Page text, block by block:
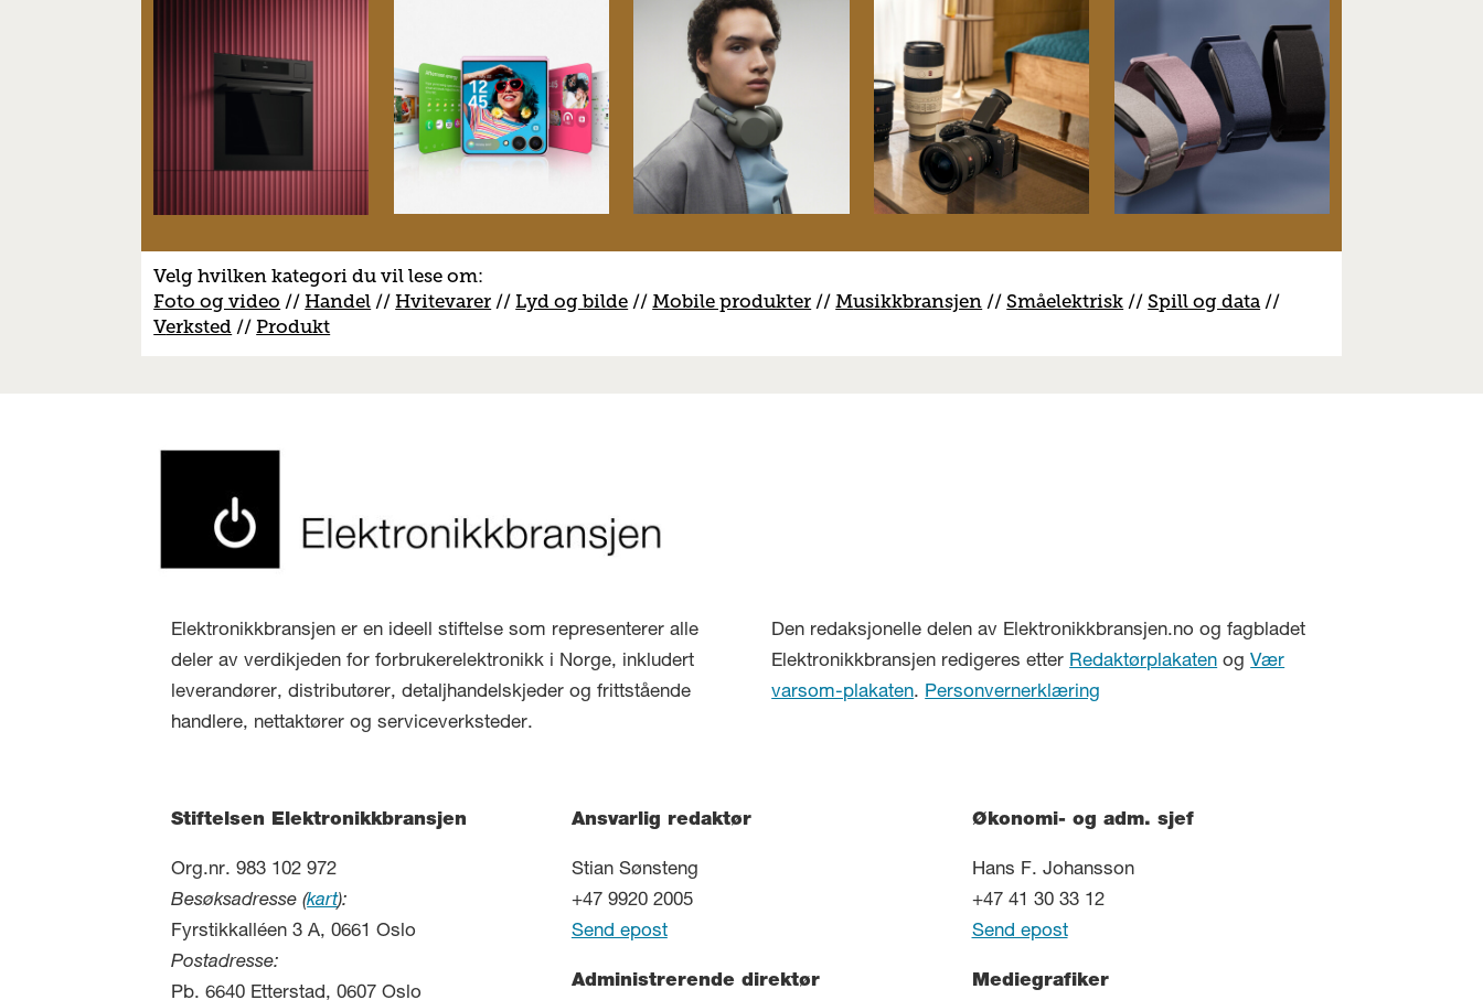
Velg hvilken kategori du vil lese om:
Foto og video //Handel //Hvitevarer // Lyd og bilde //Mobile produkter //Musikkbransjen // Småelektrisk // Spill og data //
Verksted //Produkt
Elektronikkbransjen er en ideell stiftelse som representerer alle
deler av verdikjeden for forbrukerelektronikk i Norge, inkludert
leverandører, distributører, detaljhandelskjeder og frittstående
handlere, nettaktører og serviceverksteder.
Den redaksjonelle delen av Elektronikkbransjen.no og fagbladet
Elektronikkbransjen redigeres etter Redaktørplakaten ogVær
varsom-plakaten. Personvernerklæring
Stiftelsen Elektronikkbransjen
Org.nr. 983 102 972
Besøksadresse (kart):
Fyrstikkalléen 3 A, 0661 Oslo
Postadresse:
Pb. 6640 Etterstad, 0607 Oslo
Ansvarlig redaktør
Stian Sønsteng
+47 9920 2005
Send epost
Administrerende direktør
Økonomi- og adm. sjef
Hans F. Johansson
+47 41 30 33 12
Send epost
Mediegrafiker